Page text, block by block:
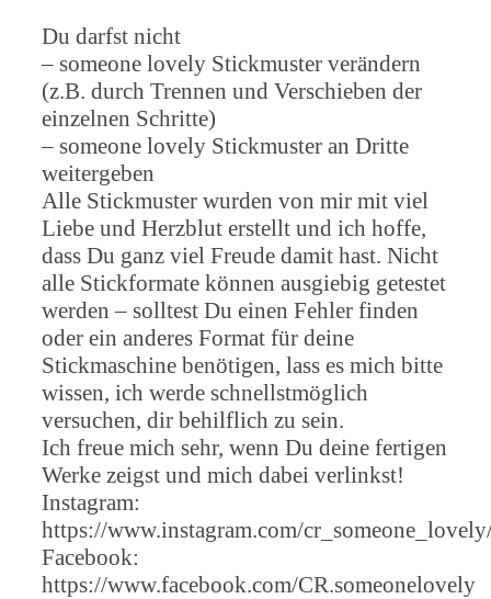
Du darfst nicht
– someone lovely Stickmuster verändern
(z.B. durch Trennen und Verschieben der
einzelnen Schritte)
– someone lovely Stickmuster an Dritte
weitergeben
Alle Stickmuster wurden von mir mit viel
Liebe und Herzblut erstellt und ich hoffe,
dass Du ganz viel Freude damit hast. Nicht
alle Stickformate können ausgiebig getestet
werden – solltest Du einen Fehler finden
oder ein anderes Format für deine
Stickmaschine benötigen, lass es mich bitte
wissen, ich werde schnellstmöglich
versuchen, dir behilflich zu sein.
Ich freue mich sehr, wenn Du deine fertigen
Werke zeigst und mich dabei verlinkst!
Instagram:
https://www.instagram.com/
Facebook:
https://www.facebook.com/CR.someonelovely